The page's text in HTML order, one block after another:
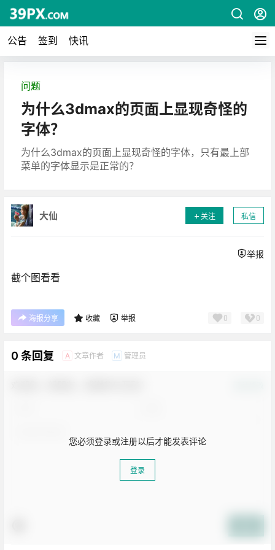
公告 签到 快讯
问题
为什么3dmax的页面上显现奇怪的
字体？
为什么3dmax的页面上显现奇怪的字体，只有最上部
菜单的字体显示是正常的？
大仙 关注 私信
举报
截个图看看
海报分享 收藏 举报 0 0
0 条回复 A 文章作者 M 管理员
您必须登录或注册以后才能发表评论
登录